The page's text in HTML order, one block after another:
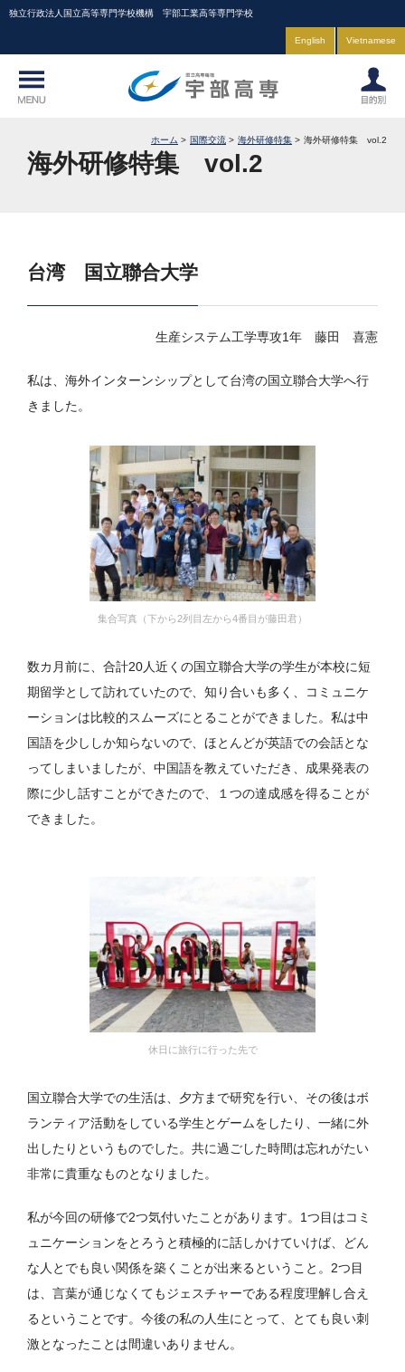
独立行政法人国立高等専門学校機構 宇部工業高等専門学校
English Vietnamese
ホーム 国際交流 海外研修特集 海外研修特集 vol.2
海外研修特集 vol.2
台湾 国立聯合大学
生産システム工学専攻1年 藤田 喜憲
私は、海外インターンシップとして台湾の国立聯合大学へ行
きました。
集合写真（下から2列目左から4番目が藤田君）
数カ月前に、合計20人近くの国立聯合大学の学生が本校に短
期留学として訪れていたので、知り合いも多く、コミュニケ
ーションは比較的スムーズにとることができました。私は中
国語を少ししか知らないので、ほとんどが英語での会話とな
ってしまいましたが、中国語を教えていただき、成果発表の
際に少し話すことができたので、１つの達成感を得ることが
できました。
休日に旅行に行った先で
国立聯合大学での生活は、夕方まで研究を行い、その後はボ
ランティア活動をしている学生とゲームをしたり、一緒に外
出したりというものでした。共に過ごした時間は忘れがたい
非常に貴重なものとなりました。
私が今回の研修で2つ気付いたことがあります。1つ目はコミ
ュニケーションをとろうと積極的に話しかけていけば、どん
な人とでも良い関係を築くことが出来るということ。2つ目
は、言葉が通じなくてもジェスチャーである程度理解し合え
るということです。今後の私の人生にとって、とても良い刺
激となったことは間違いありません。